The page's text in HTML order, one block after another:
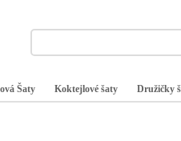
Šaty Koktejlové šaty Družičky